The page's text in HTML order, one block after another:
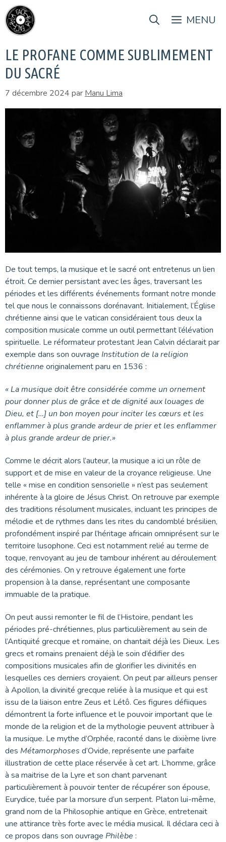
Aller
au
contenu
MENU
LE PROFANE COMME SUBLIMEMENT
DU SACRÉ
7 décembre 2024 par Manu Lima
De tout temps, la musique et le sacré ont entretenus un lien
étroit. Ce dernier persistant avec les âges, traversant les
périodes et les différents événements formant notre monde
tel que nous le connaissons dorénavant. Initialement, l’Église
chrétienne ainsi que le vatican considéraient tous deux la
composition musicale comme un outil permettant l’élévation
spirituelle. Le réformateur protestant Jean Calvin déclarait par
exemple dans son ouvrage Institution de la religion
chrétienne originalement paru en 1536 :
« La musique doit être considérée comme un ornement
pour donner plus de grâce et de dignité aux louages de
Dieu, et […] un bon moyen pour inciter les cœurs et les
enflammer à plus grande ardeur de prier et les enflammer
à plus grande ardeur de prier.»
Comme le décrit alors l’auteur, la musique a ici un rôle de
support et de mise en valeur de la croyance religieuse. Une
telle « mise en condition sensorielle » n’est pas seulement
inhérente à la gloire de Jésus Christ. On retrouve par exemple
des traditions résolument musicales, incluant les principes de
mélodie et de rythmes dans les rites du candomblé brésilien,
profondément inspiré par l’héritage africain omniprésent sur le
territoire lusophone. Ceci est notamment relié au terme de
toque, renvoyant au jeu de tambour inhérent au déroulement
des cérémonies. On y retrouve également une forte
propension à la danse, représentant une composante
immuable de la pratique.
On peut aussi remonter le fil de l’Histoire, pendant les
périodes pré-chrétiennes, plus particulièrement au sein de
l’Antiquité grecque et romaine, on chantait déjà les Dieux. Les
grecs et romains prenaient déjà le soin d’édifier des
compositions musicales afin de glorifier les divinités en
lesquelles ces derniers croyaient. On peut par ailleurs penser
à Apollon, la divinité grecque reliée à la musique et qui est
issu de la liaison entre Zeus et Létô. Ces figures défiiques
démontrent la forte influence et le pouvoir important que le
monde de la religion et de la mythologie peuvent attribuer à
la musique. Le mythe d’Orphée, raconté dans le dixième livre
des Métamorphoses d’Ovide, représente une parfaite
illustration de cette place réservée à cet art. L’homme, grâce
à sa maitrise de la Lyre et son chant parvenant
particulièrement à pouvoir tenter de récupérer son épouse,
Eurydice, tuée par la morsure d’un serpent. Platon lui-même,
grand nom de la Philosophie antique en Grèce, entretenait
une attirance très forte avec le média musical. Il déclara ceci à
ce propos dans son ouvrage Philèbe :